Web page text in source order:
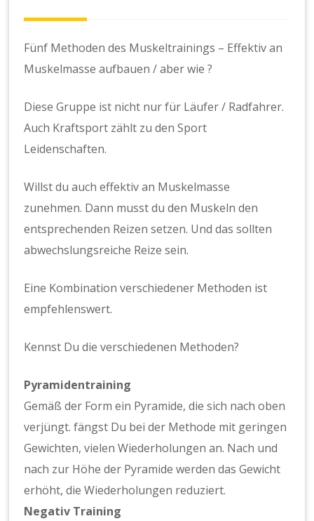
Fünf Methoden des Muskeltrainings – Effektiv an
Muskelmasse aufbauen / aber wie ?
Diese Gruppe ist nicht nur für Läufer / Radfahrer.
Auch Kraftsport zählt zu den Sport
Leidenschaften.
Willst du auch effektiv an Muskelmasse
zunehmen. Dann musst du den Muskeln den
entsprechenden Reizen setzen. Und das sollten
abwechslungsreiche Reize sein.
Eine Kombination verschiedener Methoden ist
empfehlenswert.
Kennst Du die verschiedenen Methoden?
Pyramidentraining
Gemäß der Form ein Pyramide, die sich nach oben
verjüngt. fängst Du bei der Methode mit geringen
Gewichten, vielen Wiederholungen an. Nach und
nach zur Höhe der Pyramide werden das Gewicht
erhöht, die Wiederholungen reduziert.
Negativ Training